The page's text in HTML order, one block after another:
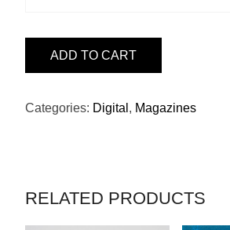
QUANTITY
ADD TO CART
Categories: Digital , Magazines
RELATED PRODUCTS